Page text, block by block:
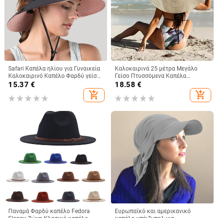
Safari Καπέλα ηλίου για Γυναικεία
Καλοκαιρινό Καπέλο Φαρδύ γείσο
προστασίας από υπεριώδη
Υπαίθριο καπέλο πεζοπορίας για
15.37 €
add_shopping_cart
Καλοκαιρινά 25 μέτρα Μεγάλο
Γείσο Πτυσσόμενα Καπέλα
Παραλίας Γυναικεία Πτυσσόμενα
Ταξιδιωτικό Καπέλο Dropshipping
18.58 €
add_shopping_cart
Παναμά Φαρδύ καπέλο Fedora
Ευρωπαϊκό και αμερικανικό